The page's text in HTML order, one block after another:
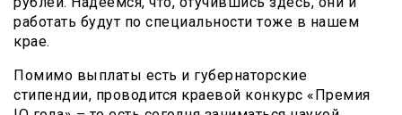
работать будут по специальности тоже в нашем
крае.
Помимо выплаты есть и губернаторские
стипендии, проводится краевой конкурс «Премия